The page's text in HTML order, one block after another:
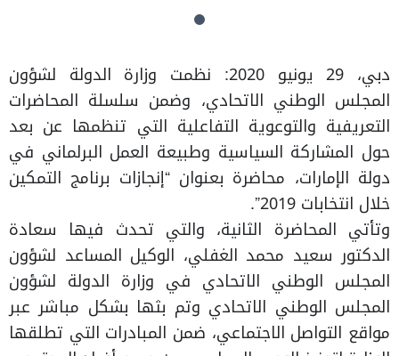
دبي، 29 يونيو 2020: نظمت وزارة الدولة لشؤون
المجلس الوطني الاتحادي، وضمن سلسلة المحاضرات
التعريفية والتوعوية التفاعلية التي تنظمها عن بعد
حول المشاركة السياسية وطبيعة العمل البرلماني في
دولة الإمارات، محاضرة بعنوان “إنجازات برنامج التمكين
خلال انتخابات 2019”.
وتأتي المحاضرة الثانية، والتي تحدث فيها سعادة
الدكتور سعيد محمد الغفلي، الوكيل المساعد لشؤون
المجلس الوطني الاتحادي في وزارة الدولة لشؤون
المجلس الوطني الاتحادي وتم بثها بشكل مباشر عبر
مواقع التواصل الاجتماعي، ضمن المبادرات التي تطلقها